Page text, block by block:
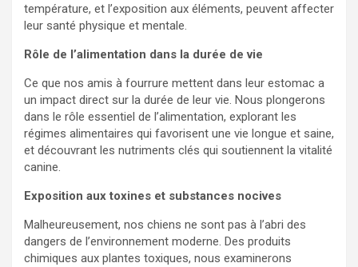
température, et l’exposition aux éléments, peuvent affecter
leur santé physique et mentale.
Rôle de l’alimentation dans la durée de vie
Ce que nos amis à fourrure mettent dans leur estomac a
un impact direct sur la durée de leur vie. Nous plongerons
dans le rôle essentiel de l’alimentation, explorant les
régimes alimentaires qui favorisent une vie longue et saine,
et découvrant les nutriments clés qui soutiennent la vitalité
canine.
Exposition aux toxines et substances nocives
Malheureusement, nos chiens ne sont pas à l’abri des
dangers de l’environnement moderne. Des produits
chimiques aux plantes toxiques, nous examinerons